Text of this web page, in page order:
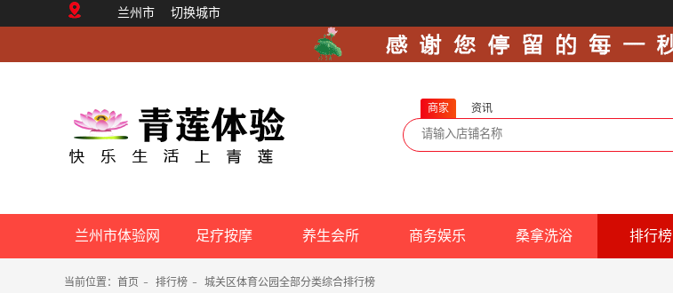
兰州市 切换城市
商家 资讯
兰州市体验网 足疗按摩 养生会所 商务娱乐 桑拿洗浴 排行榜
当前位置： 首页 - 排行榜 - 城关区体育公园全部分类综合排行榜